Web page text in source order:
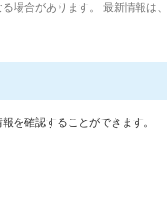
場合があります。 最新情報は
を確認することができます。